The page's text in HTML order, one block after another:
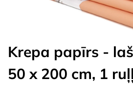
Krepa papīrs -
50 x 200 cm, 1